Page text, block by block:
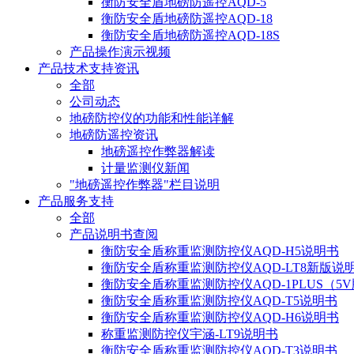
衡防安全盾地磅防遥控AQD-18
衡防安全盾地磅防遥控AQD-18S
产品操作演示视频
产品技术支持资讯
全部
公司动态
地磅防控仪的功能和性能详解
地磅防遥控资讯
地磅遥控作弊器解读
计量监测仪新闻
"地磅遥控作弊器"栏目说明
产品服务支持
全部
产品说明书查阅
衡防安全盾称重监测防控仪AQD-H5说明书
衡防安全盾称重监测防控仪AQD-LT8新版说
衡防安全盾称重监测防控仪AQD-1PLUS（5V
衡防安全盾称重监测防控仪AQD-T5说明书
衡防安全盾称重监测防控仪AQD-H6说明书
称重监测防控仪宇涵-LT9说明书
衡防安全盾称重监测防控仪AQD-T3说明书